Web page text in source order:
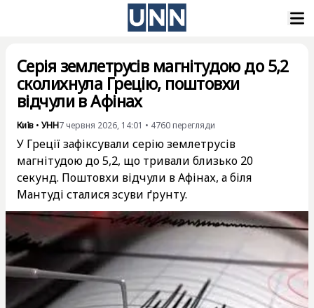
Серія землетрусів магнітудою до 5,2
сколихнула Грецію, поштовхи
відчули в Афінах
Київ • УНН7 червня 2026, 14:01 • 4760 перегляди
У Греції зафіксували серію землетрусів
магнітудою до 5,2, що тривали близько 20
секунд. Поштовхи відчули в Афінах, а біля
Мантуді сталися зсуви ґрунту.